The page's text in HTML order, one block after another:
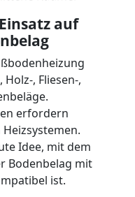
auf
, Fliesen-,
erfordern
Idee, mit dem
Bodenbelag mit
ist.